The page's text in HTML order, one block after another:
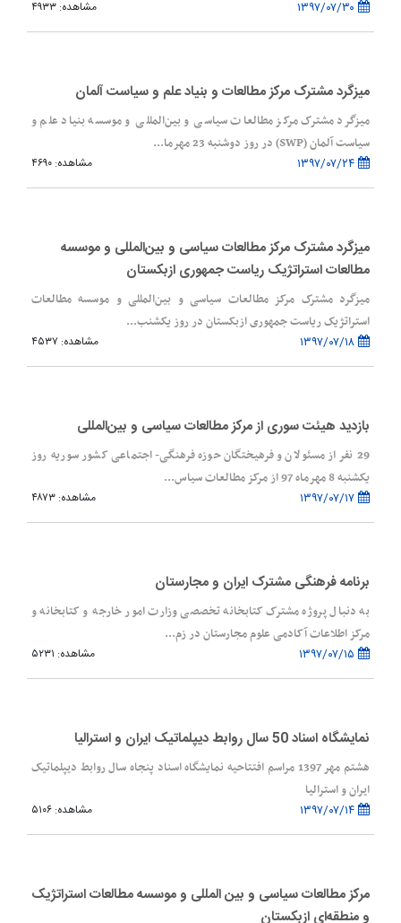
مشاهده: ۴۹۳۳
میزگرد مشترک مرکز مطالعات و بنیاد علم و سیاست آلمان
میزگرد مشترک مرکز مطالعات سیاسی و بین‌المللی و موسسه بنیاد علم و
سیاست آلمان (SWP) در روز دوشنبه 23 مهرما...
مشاهده: ۴۶۹۰
میزگرد مشترک مرکز مطالعات سیاسی و بین‌المللی و موسسه
مطالعات استراتژیک ریاست جمهوری ازبکستان
میزگرد مشترک مرکز مطالعات سیاسی و بین‌المللی و موسسه مطالعات
استراتژیک ریاست جمهوری ازبکستان در روز یکشنب...
مشاهده: ۴۵۳۷
بازدید هیئت سوری از مرکز مطالعات سیاسی و بین‌المللی
29 نفر از مسئولان و فرهیختگان حوزه فرهنگی- اجتماعی کشور سوریه روز
یکشنبه 8 مهرماه 97 از مرکز مطالعات سیاس...
مشاهده: ۴۸۷۳
برنامه فرهنگی مشترک ایران و مجارستان
به دنبال پروژه مشترک کتابخانه تخصصی وزارت امور خارجه و کتابخانه و
مرکز اطلاعات آکادمی علوم مجارستان در زم...
مشاهده: ۵۲۳۱
نمایشگاه اسناد 50 سال روابط دیپلماتیک ایران و استرالیا
هشتم مهر 1397 مراسم افتتاحیه نمایشگاه اسناد پنجاه سال روابط دیپلماتیک
ایران و استرالیا
مشاهده: ۵۱۰۶
مرکز مطالعات سیاسی و بین المللی و موسسه مطالعات استراتژیک
و منطقه‌ای ازبکستان